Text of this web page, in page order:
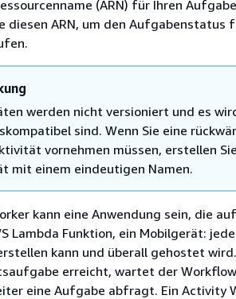
(ARN) für Ihren
diesen ARN, um den
werden nicht versioniert und es
sind. Wenn Sie eine
vornehmen müssen, erstellen
mit einem eindeutigen Namen.
kann eine Anwendung sein, die
Lambda Funktion, ein Mobilgerät:
kann und überall gehostet
erreicht, wartet der
eine Aufgabe abfragt. Ein Activity